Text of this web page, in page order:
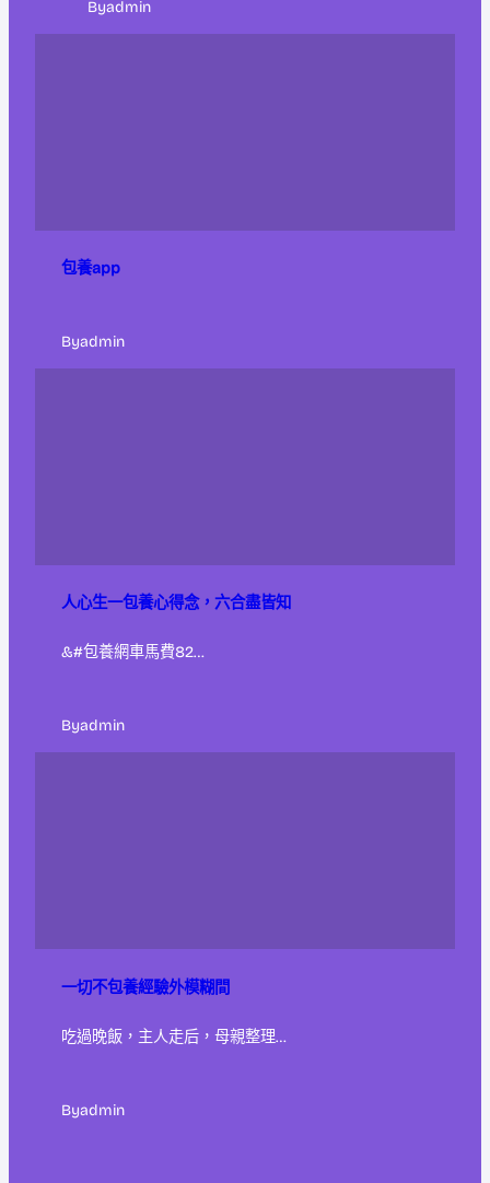
Byadmin
包養app
Byadmin
人心生一包養心得念，六合盡皆知
&#包養網車馬費82…
Byadmin
一切不包養經驗外模糊間
吃過晚飯，主人走后，母親整理…
Byadmin